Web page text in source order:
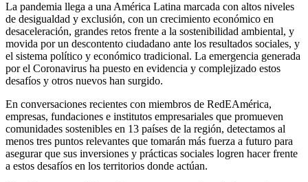
La pandemia llega a una América Latina marcada con altos niveles
de desigualdad y exclusión, con un crecimiento económico en
desaceleración, grandes retos frente a la sostenibilidad ambiental, y
movida por un descontento ciudadano ante los resultados sociales, y
el sistema político y económico tradicional. La emergencia generada
por el Coronavirus ha puesto en evidencia y complejizado estos
desafíos y otros nuevos han surgido.
En conversaciones recientes con miembros de RedEAmérica,
empresas, fundaciones e institutos empresariales que promueven
comunidades sostenibles en 13 países de la región, detectamos al
menos tres puntos relevantes que tomarán más fuerza a futuro para
asegurar que sus inversiones y prácticas sociales logren hacer frente
a estos desafíos en los territorios donde actúan.